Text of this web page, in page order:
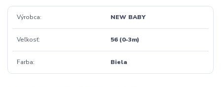
Výrobca NEW BABY
Veľkosť 56 (0-3m)
Farba Biela